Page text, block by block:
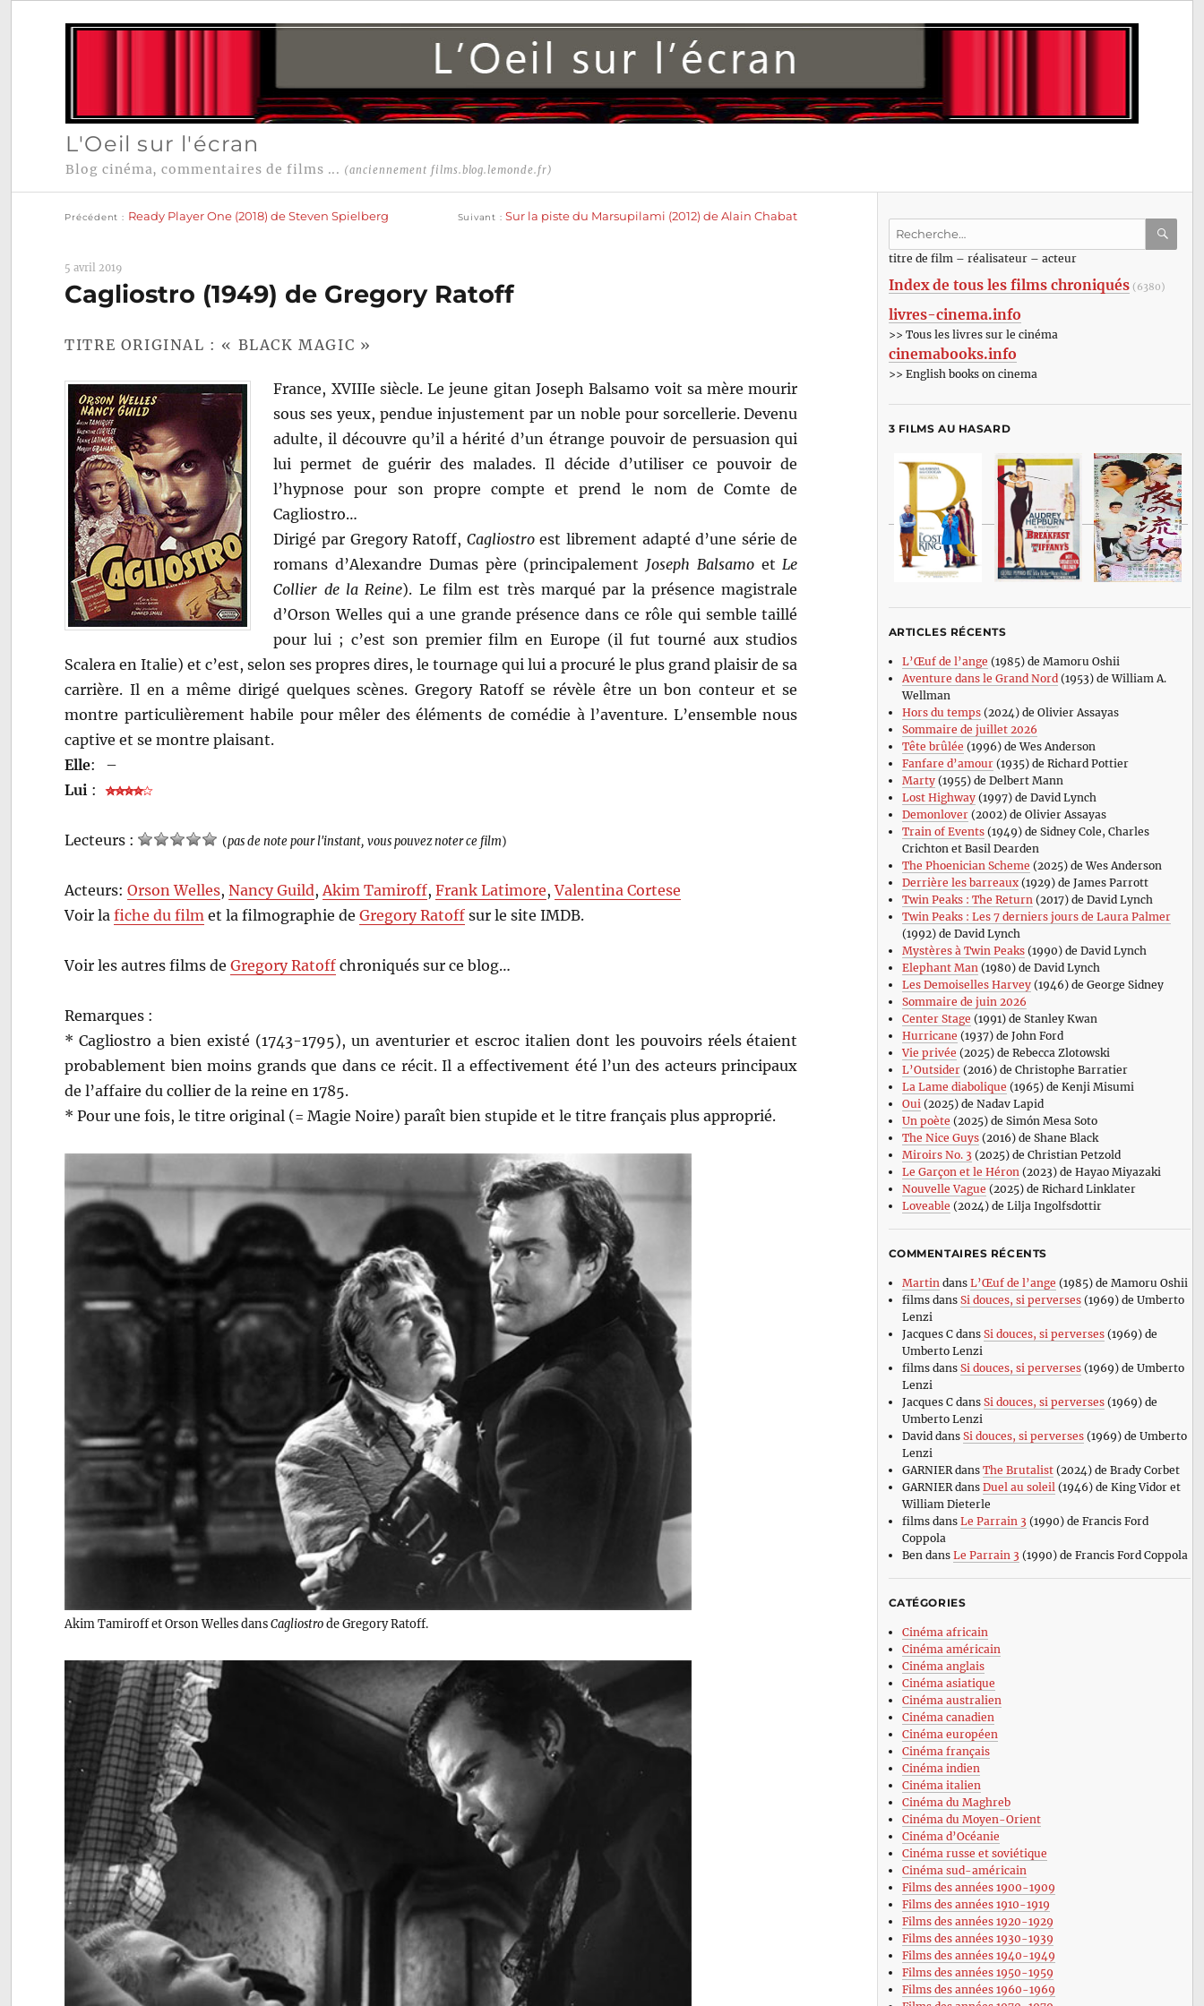
L'Oeil sur l'écran
Blog cinéma, commentaires de films ... (anciennement films.blog.lemonde.fr)
Navigation
l’article
Précédent Ready Player One (2018) de Steven Spielberg Suivant Sur la piste du Marsupilami (2012) de Alain Chabat
5 avril 2019
Cagliostro (1949) de Gregory Ratoff
TITRE ORIGINAL : « BLACK MAGIC »
France, XVIIIe siècle. Le jeune gitan Joseph Balsamo voit sa mère mourir
sous ses yeux, pendue injustement par un noble pour sorcellerie. Devenu
adulte, il découvre qu’il a hérité d’un étrange pouvoir de persuasion qui
lui permet de guérir des malades. Il décide d’utiliser ce pouvoir de
l’hypnose pour son propre compte et prend le nom de Comte de
Cagliostro…
Dirigé par Gregory Ratoff, Cagliostroest librement adapté d’une série de
romans d’Alexandre Dumas père (principalement Joseph Balsamoet Le
Collier de la Reine). Le film est très marqué par la présence magistrale
d’Orson Welles qui a une grande présence dans ce rôle qui semble taillé
pour lui ; c’est son premier film en Europe (il fut tourné aux studios
Scalera en Italie) et c’est, selon ses propres dires, le tournage qui lui a procuré le plus grand plaisir de sa
carrière. Il en a même dirigé quelques scènes. Gregory Ratoff se révèle être un bon conteur et se
montre particulièrement habile pour mêler des éléments de comédie à l’aventure. L’ensemble nous
captive et se montre plaisant.
Elle:
–
Lui :
Lecteurs : (pas de note pour l'instant, vous pouvez noter ce film)
Acteurs:Orson Welles,Nancy Guild, Akim Tamiroff,Frank Latimore,Valentina Cortese
Voir lafiche du film et la filmographie deGregory Ratoff sur le site IMDB.
Voir les autres films deGregory Ratoff chroniqués sur ce blog…
Remarques :
* Cagliostro a bien existé (1743-1795), un aventurier et escroc italien dont les pouvoirs réels étaient
probablement bien moins grands que dans ce récit. Il a effectivement été l’un des acteurs principaux
de l’affaire du collier de la reine en 1785.
* Pour une fois, le titre original (= Magie Noire) paraît bien stupide et le titre français plus approprié.
Akim Tamiroff et Orson Welles dansCagliostrode Gregory Ratoff.
Recherche
:titre de film – réalisateur – acteur
Index de tous les films chroniqués (6380)
livres-cinema.info
>> Tous les livres sur le cinéma
cinemabooks.info
>> English books on cinema
3 FILMS AU HASARD
ARTICLES RÉCENTS
L’Œuf de l’ange (1985) de Mamoru Oshii
Aventure dans le Grand Nord(1953) de William A.
Wellman
Hors du temps(2024) de Olivier Assayas
Sommaire de juillet 2026
Tête brûlée (1996) de Wes Anderson
Fanfare d’amour(1935) de Richard Pottier
Marty(1955) de Delbert Mann
Lost Highway(1997) de David Lynch
Demonlover(2002) de Olivier Assayas
Train of Events(1949) de Sidney Cole, Charles
Crichton et Basil Dearden
The Phoenician Scheme (2025) de Wes Anderson
Derrière les barreaux(1929) de James Parrott
Twin Peaks : The Return(2017) de David Lynch
Twin Peaks : Les 7 derniers jours de Laura Palmer
(1992) de David Lynch
Mystères à Twin Peaks(1990) de David Lynch
Elephant Man(1980) de David Lynch
Les Demoiselles Harvey(1946) de George Sidney
Sommaire de juin 2026
Center Stage (1991) de Stanley Kwan
Hurricane (1937) de John Ford
Vie privée (2025) de Rebecca Zlotowski
L’Outsider(2016) de Christophe Barratier
La Lame diabolique (1965) de Kenji Misumi
Oui(2025) de Nadav Lapid
Un poète (2025) de Simón Mesa Soto
The Nice Guys(2016) de Shane Black
Miroirs No. 3 (2025) de Christian Petzold
Le Garçon et le Héron(2023) de Hayao Miyazaki
Nouvelle Vague (2025) de Richard Linklater
Loveable (2024) de Lilja Ingolfsdottir
COMMENTAIRES RÉCENTS
Martin dans L’Œuf de l’ange (1985) de Mamoru Oshii
filmsdans Si douces, si perverses(1969) de Umberto
Lenzi
Jacques Cdans Si douces, si perverses(1969) de
Umberto Lenzi
filmsdans Si douces, si perverses(1969) de Umberto
Lenzi
Jacques Cdans Si douces, si perverses(1969) de
Umberto Lenzi
David dans Si douces, si perverses(1969) de Umberto
Lenzi
GARNIERdans The Brutalist(2024) de Brady Corbet
GARNIERdans Duel au soleil (1946) de King Vidor et
William Dieterle
filmsdans Le Parrain 3 (1990) de Francis Ford
Coppola
Ben dans Le Parrain 3 (1990) de Francis Ford Coppola
CATÉGORIES
Cinéma africain
Cinéma américain
Cinéma anglais
Cinéma asiatique
Cinéma australien
Cinéma canadien
Cinéma européen
Cinéma français
Cinéma indien
Cinéma italien
Cinéma du Maghreb
Cinéma du Moyen-Orient
Cinéma d’Océanie
Cinéma russe et soviétique
Cinéma sud-américain
Films des années 1900-1909
Films des années 1910-1919
Films des années 1920-1929
Films des années 1930-1939
Films des années 1940-1949
Films des années 1950-1959
Films des années 1960-1969